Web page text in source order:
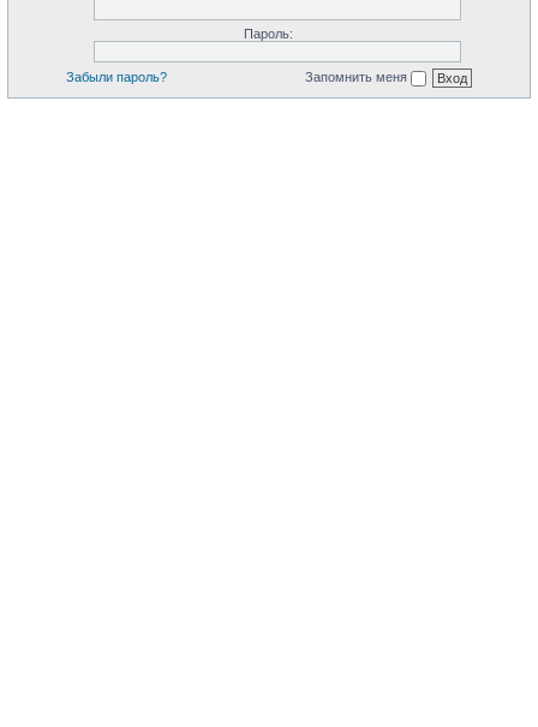
Пароль:
Забыли пароль? Запомнить меня